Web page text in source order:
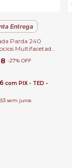
Entrega
Parda 240
Multifacetado
Shui | Atacado
-27% OFF
com PIX • TED •
sem juros